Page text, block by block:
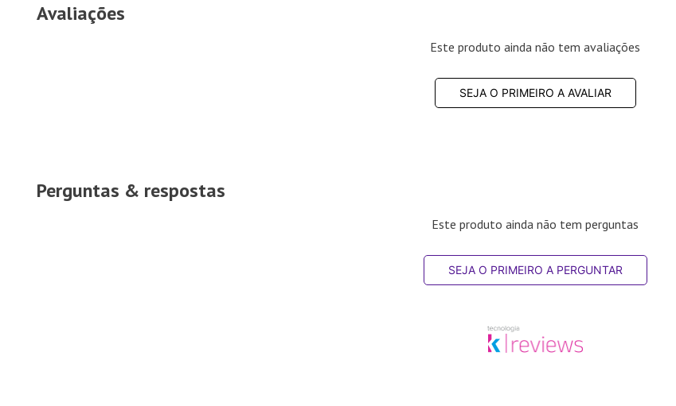
Avaliações
Este produto ainda não tem avaliações
SEJA O PRIMEIRO A AVALIAR
Perguntas & respostas
Este produto ainda não tem perguntas
SEJA O PRIMEIRO A PERGUNTAR